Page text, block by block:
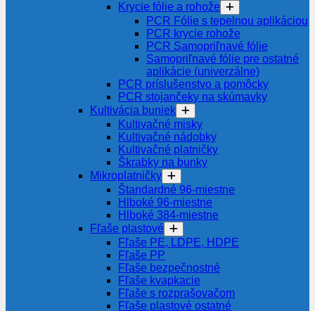
Krycie fólie a rohože
PCR Fólie s tepelnou aplikáciou
PCR krycie rohože
PCR Samopriľnavé fólie
Samopriľnavé fólie pre ostatné
aplikácie (univerzálne)
PCR príslušenstvo a pomôcky
PCR stojančeky na skúmavky
Kultivácia buniek
Kultivačné misky
Kultivačné nádobky
Kultivačné platničky
Škrabky na bunky
Mikroplatničky
Štandardné 96-miestne
Hlboké 96-miestne
Hlboké 384-miestne
Fľaše plastové
Fľaše PE, LDPE, HDPE
Fľaše PP
Fľaše bezpečnostné
Fľaše kvapkacie
Fľaše s rozprašovačom
Fľaše plastové ostatné